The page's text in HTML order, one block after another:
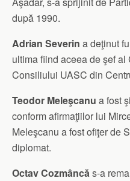
după 1990.
Adrian Severin a deţinut
ultima fiind aceea de şef
Consiliului UASC din
Teodor Meleşcanu a fost
conform afirmaţiilor lui
Meleşcanu a fost ofiţer de
diplomat.
Octav Cozmâncăs-a